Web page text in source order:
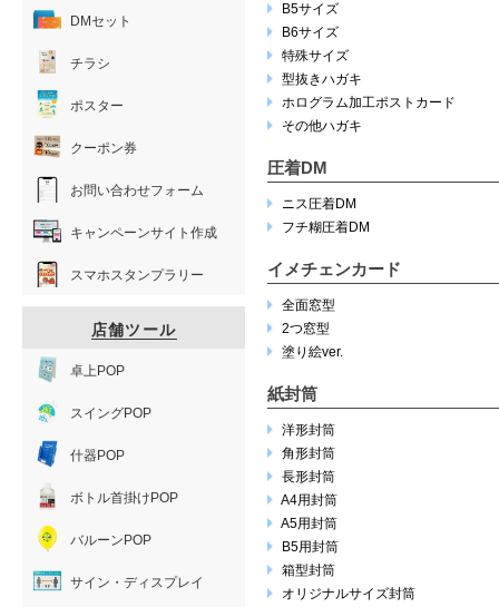
B5サイズ
B6サイズ
特殊サイズ
型抜きハガキ
ホログラム加工ポストカード
その他ハガキ
圧着DM
ニス圧着DM
フチ糊圧着DM
イメチェンカード
全面窓型
2つ窓型
塗り絵ver.
紙封筒
洋形封筒
角形封筒
長形封筒
A4用封筒
A5用封筒
B5用封筒
箱型封筒
オリジナルサイズ封筒
DMセット
チラシ
ポスター
クーポン券
お問い合わせフォーム
キャンペーンサイト作成
スマホスタンプラリー
店舗ツール
卓上POP
スイングPOP
什器POP
ボトル首掛けPOP
バルーンPOP
サイン・ディスプレイ